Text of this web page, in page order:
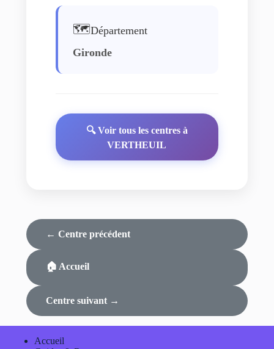
🗺️Département
Gironde
🔍 Voir tous les centres à
VERTHEUIL
← Centre précédent
🏠 Accueil
Centre suivant →
Accueil